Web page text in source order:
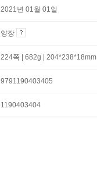
2021년 01월 01일
양장
224쪽 | 682g | 204*238*18mm
9791190403405
1190403404